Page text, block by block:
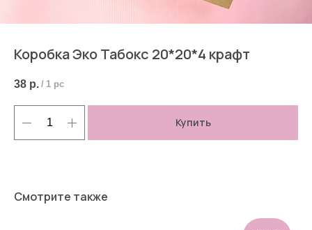
Коробка Эко Табокс 20*20*4 крафт
38 р. / 1 pc
Купить
Смотрите также